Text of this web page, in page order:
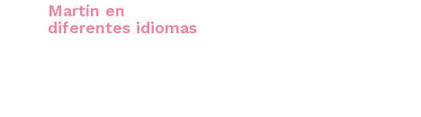
Martín en
diferentes idiomas